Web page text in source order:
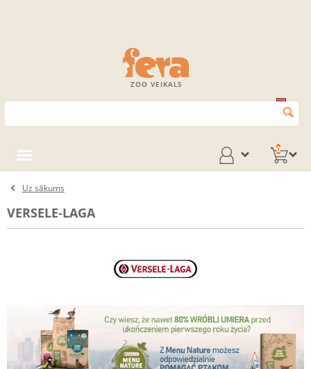
ZOO VEIKALS
0
Uz sākums
VERSELE-LAGA